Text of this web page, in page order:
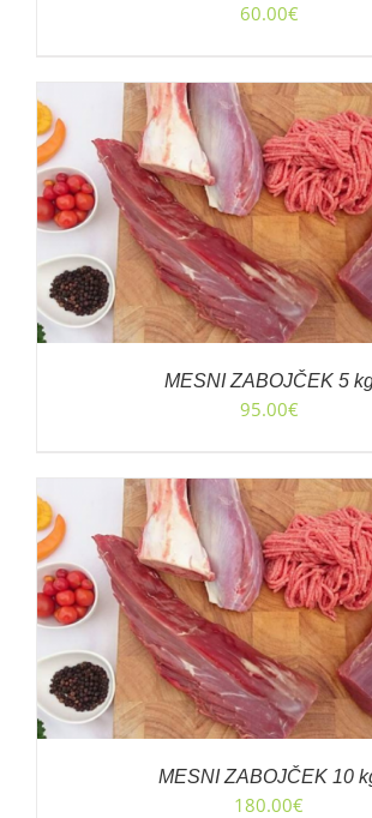
60.00€
MESNI ZABOJČEK 5
95.00€
MESNI ZABOJČEK 10
180.00€